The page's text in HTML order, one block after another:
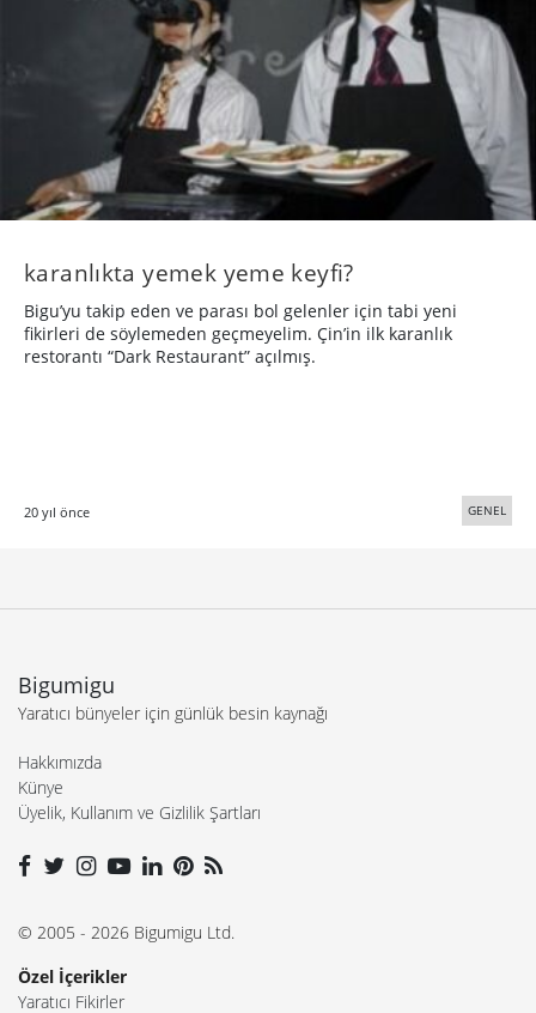
karanlıkta yemek yeme keyfi?
Bigu’yu takip eden ve parası bol gelenler için tabi yeni
fikirleri de söylemeden geçmeyelim. Çin’in ilk karanlık
restorantı “Dark Restaurant” açılmış.
20 yıl önce GENEL
Bigumigu
Yaratıcı bünyeler için günlük besin kaynağı
Hakkımızda
Künye
Üyelik, Kullanım ve Gizlilik Şartları
© 2005 - 2026 Bigumigu Ltd.
Özel İçerikler
Yaratıcı Fikirler